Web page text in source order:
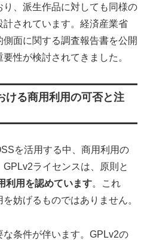
、派生作品に対しても同様の
されています。経済産業省
面に関する調査報告書を公開
性が検討されてきました。
ける商用利用の可否と注
を活用する中、商用利用の
ライセンスは、原則と
利用を認めています。これ
妨げるものではありません。
条件が伴います。GPLv2の